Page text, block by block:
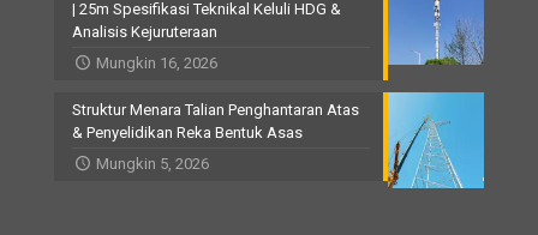
| 25m Spesifikasi Teknikal Keluli HDG &
Analisis Kejuruteraan
Mungkin 16, 2026
Struktur Menara Talian Penghantaran Atas
& Penyelidikan Reka Bentuk Asas
Mungkin 5, 2026